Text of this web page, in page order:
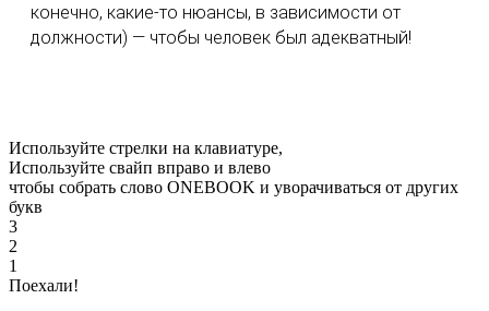
конечно, какие-то нюансы, в зависимости от
должности) — чтобы человек был адекватный!
Используйте стрелки на клавиатуре,
Используйте свайп вправо и влево
чтобы собрать слово ONEBOOK и уворачиваться от других
букв
3
2
1
Поехали!